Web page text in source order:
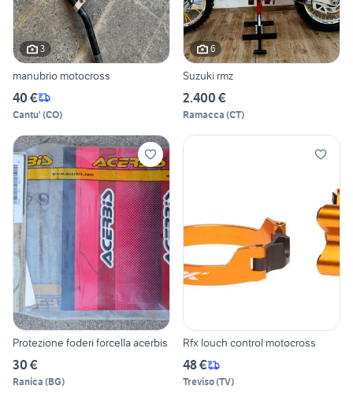
3
manubrio motocross
40 €
Cantu' (CO)
6
Suzuki rmz
2.400 €
Ramacca (CT)
Protezione foderi forcella acerbis
30 €
Ranica (BG)
Rfx louch control motocross
48 €
Treviso(TV)